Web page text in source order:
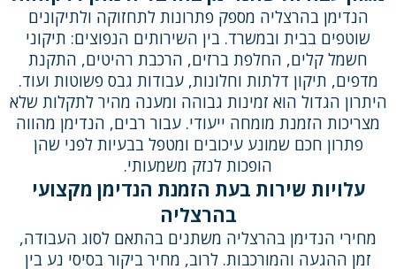
הנדימן בהרצליה מספק פתרונות לתחזוקה ולתיקונים
שוטפים בבית ובמשרד. בין השירותים הנפוצים: תיקוני
חשמל קלים, החלפת ברזים, הרכבת רהיטים, התקנת
מדפים, תיקון דלתות וחלונות, עבודות גבס פשוטות ועוד.
היתרון הגדול הוא זמינות גבוהה ומענה מהיר לתקלות שלא
מצריכות הזמנת מומחה ייעודי. עבור רבים, הנדימן מהווה
פתרון חכם שמונע עיכובים ומטפל בבעיות לפני שהן
הופכות לנזק משמעותי.
עלויות שירות בעת הזמנת הנדימן מקצועי
בהרצליה
מחירי הנדימן בהרצליה משתנים בהתאם לסוג העבודה,
זמן ההגעה והמורכבות. לרוב, מחיר ביקור בסיסי נע בין